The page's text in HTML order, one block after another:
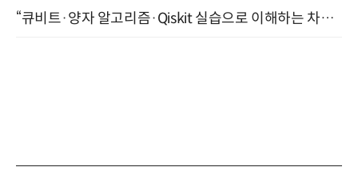
“큐비트·양자 알고리즘·Qiskit 실습으로 이해하는 차세대 컴퓨팅” (8/28)